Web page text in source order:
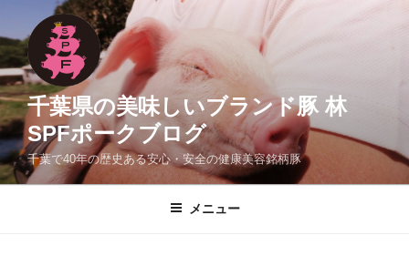
テ
ン
ツ
へ
ス
キ
ッ
千葉県の美味しいブランド豚 林
SPFポークブログ
千葉で40年の歴史ある安心・安全の健康美容銘柄豚
メニュー